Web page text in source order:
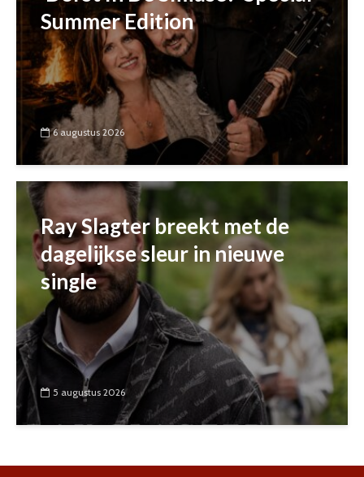
Summer Edition
6 augustus 2026
Ray Slagter breekt met de
dagelijkse sleur in nieuwe
single
5 augustus 2026